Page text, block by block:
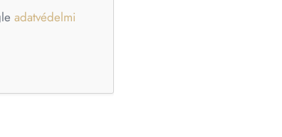
adatvédelmi